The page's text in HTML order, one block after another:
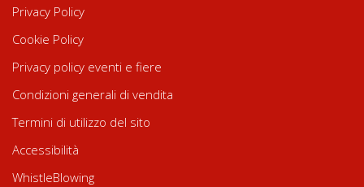
Privacy Policy
Cookie Policy
Privacy policy eventi e fiere
Condizioni generali di vendita
Termini di utilizzo del sito
Accessibilità
WhistleBlowing